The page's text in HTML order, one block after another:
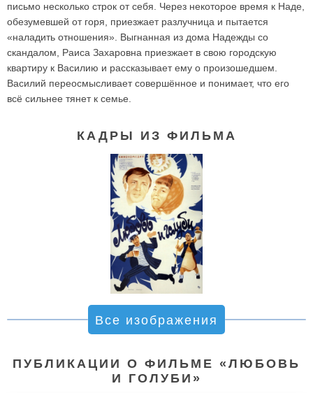
письмо несколько строк от себя. Через некоторое время к Наде,
обезумевшей от горя, приезжает разлучница и пытается
«наладить отношения». Выгнанная из дома Надежды со
скандалом, Раиса Захаровна приезжает в свою городскую
квартиру к Василию и рассказывает ему о произошедшем.
Василий переосмысливает совершённое и понимает, что его
всё сильнее тянет к семье.
КАДРЫ ИЗ ФИЛЬМА
Все изображения
ПУБЛИКАЦИИ О ФИЛЬМЕ «ЛЮБОВЬ
И ГОЛУБИ»